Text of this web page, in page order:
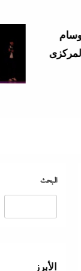
البحث
الأبرز
الإعلانات
عصام رمضان